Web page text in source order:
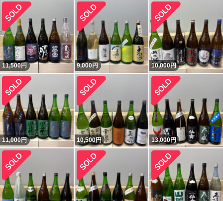
11,500円 9,000円 10,000円
11,000円 10,500円 13,000円